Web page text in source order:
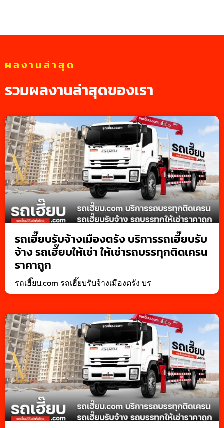
ผลงานล่าสุด
รวมผลงานล่าสุดของเรา
รถเฮี๊ยบรับจ้างเมืองตรัง บริการรถเฮี๊ยบรับ
จ้าง รถเฮี๊ยบให้เช่า ให้เช่ารถบรรทุกติดเครน
ราคาถูก
รถเฮี๊ยบ.com รถเฮี๊ยบรับจ้างเมืองตรัง บร